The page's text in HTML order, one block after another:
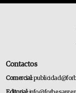
Contactos
Comercial: